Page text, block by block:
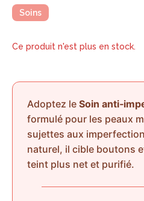
Soins
Ce produit n'est plus en stock.
Adoptez le Soin
formulé pour les peaux
sujettes aux
naturel, il cible boutons
teint plus net et purifié.